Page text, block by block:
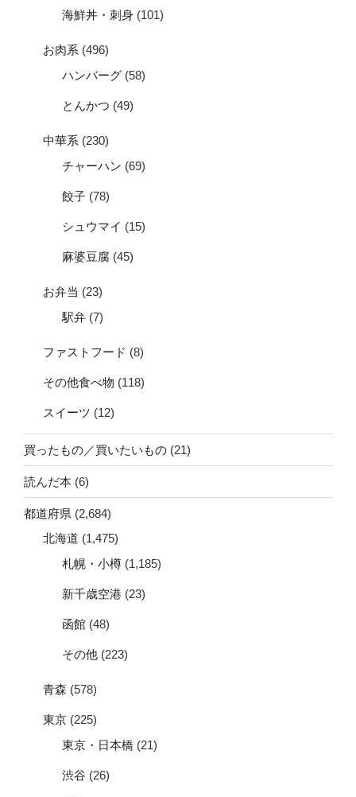
海鮮丼・刺身 (101)
お肉系 (496)
ハンバーグ (58)
とんかつ (49)
中華系 (230)
チャーハン (69)
餃子 (78)
シュウマイ (15)
麻婆豆腐 (45)
お弁当 (23)
駅弁 (7)
ファストフード (8)
その他食べ物 (118)
スイーツ (12)
買ったもの／買いたいもの (21)
読んだ本 (6)
都道府県 (2,684)
北海道 (1,475)
札幌・小樽 (1,185)
新千歳空港 (23)
函館 (48)
その他 (223)
青森 (578)
東京 (225)
東京・日本橋 (21)
渋谷 (26)